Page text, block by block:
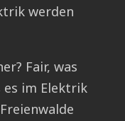
werden
Fair, was
es im Elektrik